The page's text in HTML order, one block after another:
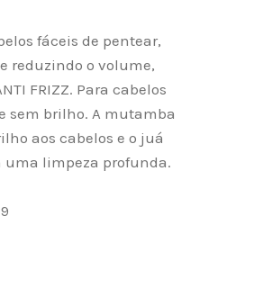
fáceis de pentear,
reduzindo o volume,
FRIZZ. Para cabelos
sem brilho. A mutamba
aos cabelos e o juá
uma limpeza profunda.